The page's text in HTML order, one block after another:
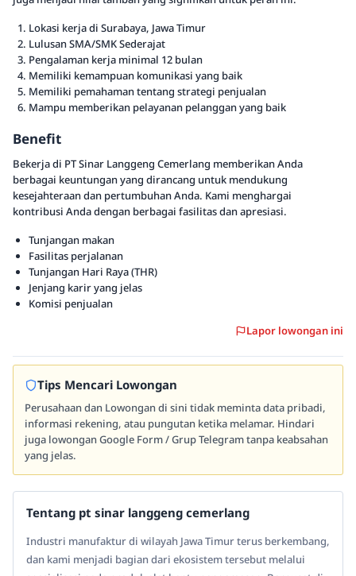
Lokasi kerja di Surabaya, Jawa Timur
Lulusan SMA/SMK Sederajat
Pengalaman kerja minimal 12 bulan
Memiliki kemampuan komunikasi yang baik
Memiliki pemahaman tentang strategi penjualan
Mampu memberikan pelayanan pelanggan yang baik
Benefit
Bekerja di PT Sinar Langgeng Cemerlang memberikan Anda
berbagai keuntungan yang dirancang untuk mendukung
kesejahteraan dan pertumbuhan Anda. Kami menghargai
kontribusi Anda dengan berbagai fasilitas dan apresiasi.
Tunjangan makan
Fasilitas perjalanan
Tunjangan Hari Raya (THR)
Jenjang karir yang jelas
Komisi penjualan
Lapor lowongan ini
Tips Mencari Lowongan
Perusahaan dan Lowongan di sini tidak meminta data pribadi,
informasi rekening, atau pungutan ketika melamar. Hindari
juga lowongan Google Form / Grup Telegram tanpa keabsahan
yang jelas.
Tentang pt sinar langgeng cemerlang
Industri manufaktur di wilayah Jawa Timur terus berkembang,
dan kami menjadi bagian dari ekosistem tersebut melalui